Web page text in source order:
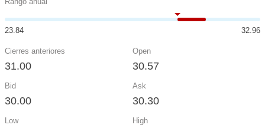
23.84 32.96
Cierres anteriores
31.00
Open
30.57
Bid
30.00
Ask
30.30
Low High